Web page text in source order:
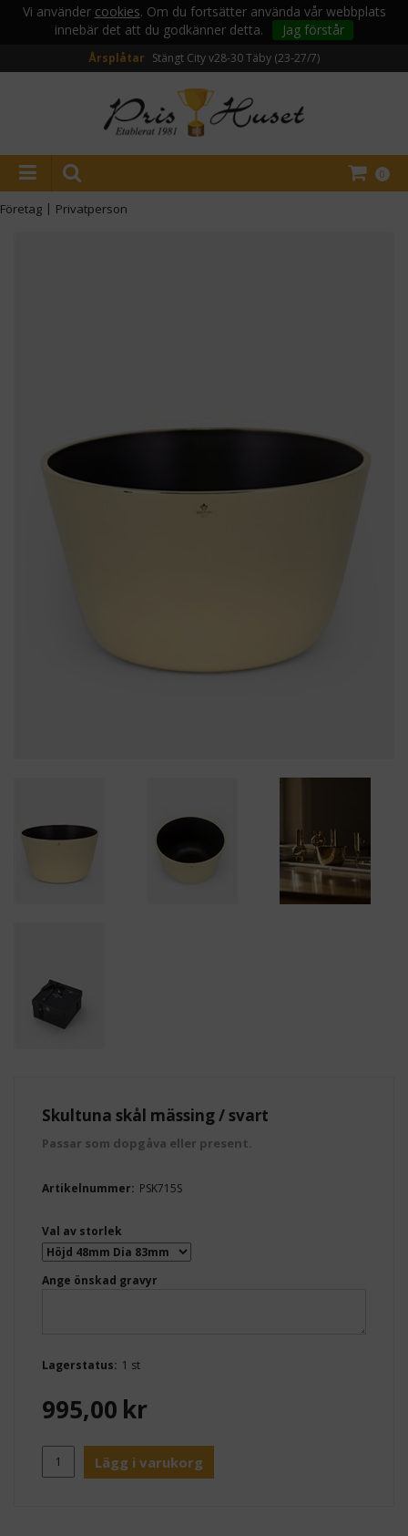
Vi använder cookies. Om du fortsätter använda vår webbplats
innebär det att du godkänner detta.
Jag förstår
Årsplåtar Stängt City v28-30Täby (23-27/7)
0
Företag | Privatperson
Skultuna skål mässing / svart
Passar som dopgåva eller present.
Artikelnummer: PSK715S
Val av storlek
Ange önskad gravyr
Lagerstatus: 1 st
995,00 kr
Lägg i varukorg